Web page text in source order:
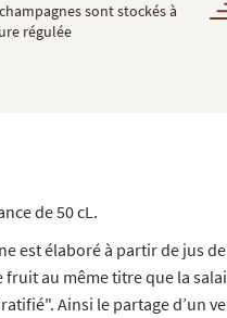
sont stockés à
régulée
de 50 cL.
est élaboré à partir de jus
au même titre que la
Ainsi le partage d’un